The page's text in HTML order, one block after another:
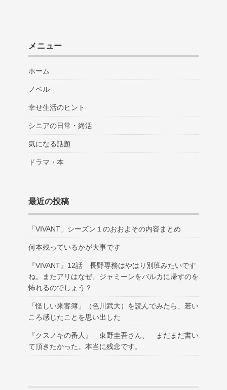
メニュー
ホーム
ノベル
幸せ生活のヒント
シニアの日常・終活
気になる話題
ドラマ・本
最近の投稿
「VIVANT」シーズン１のおおよその内容まとめ
何本残っているかが大事です
『VIVANT』12話 長野専務はやはり別班みたいです
ね。またアリはなぜ、ジャミーンをバルカに帰すのを
怖れるのでしょう？
「怪しい来客簿」（色川武大）を読んでみたら、若い
ころ感じたことを思い出した
『クスノキの番人』 東野圭吾さん、 まだまだ書い
て頂きたかった。本当に残念です。